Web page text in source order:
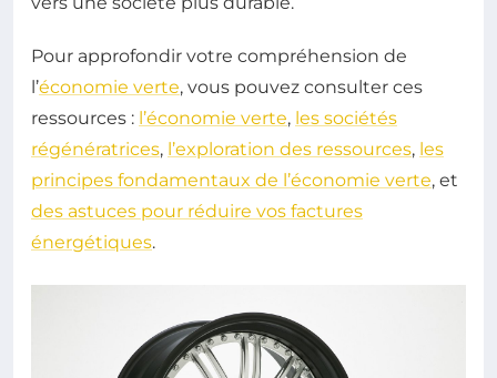
Pour approfondir votre compréhension de
l’économie verte, vous pouvez consulter ces
ressources : l’économie verte, les sociétés
régénératrices, l’exploration des ressources, les
principes fondamentaux de l’économie verte, et
des astuces pour réduire vos factures
énergétiques.